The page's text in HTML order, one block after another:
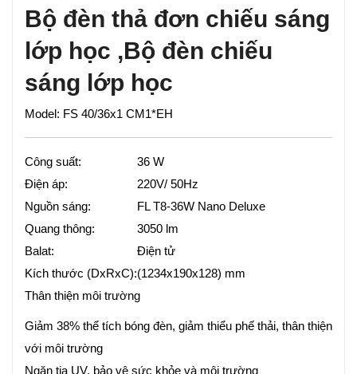
Bộ đèn thả đơn chiếu sáng
lớp học ,Bộ đèn chiếu
sáng lớp học
Model: FS 40/36x1 CM1*EH
Công suất:
36 W
Điện áp:
220V/ 50Hz
Nguồn sáng:
FL T8-36W Nano Deluxe
Quang thông:
3050 lm
Balat:
Điện tử
Kích thước (DxRxC):(1234x190x128) mm
Thân thiện môi trường
Giảm 38% thể tích bóng đèn, giảm thiểu phế thải, thân thiện
với môi trường
Ngăn tia UV, bảo vệ sức khỏe và môi trường